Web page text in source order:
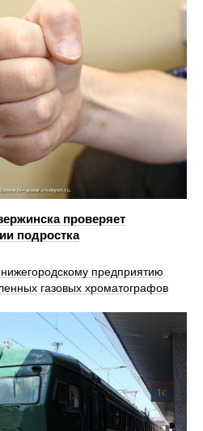
проверяет
подростка
предприятию
газовых хроматографов